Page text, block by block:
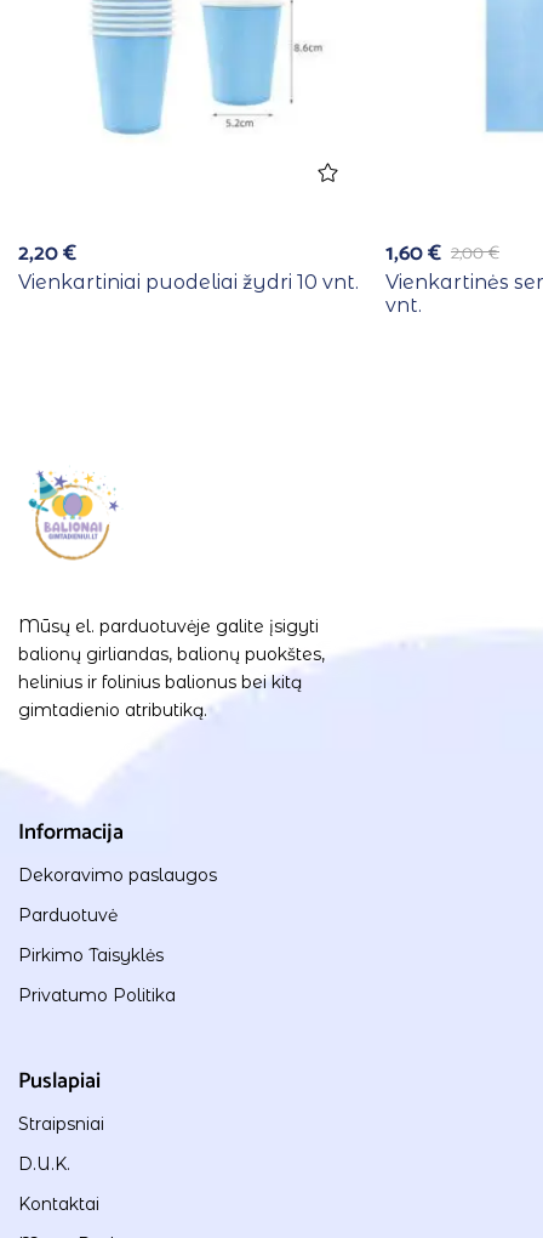
2,20€
Vienkartiniai puodeliai žydri 10 vnt.
2,00€
1,60€
Vienkartinės
vnt.
Mūsų el. parduotuvėje galite įsigyti
balionų girliandas, balionų puokštes,
helinius ir folinius balionus bei kitą
gimtadienio atributiką.
Informacija
Dekoravimo paslaugos
Parduotuvė
Pirkimo Taisyklės
Privatumo Politika
Puslapiai
Straipsniai
D.U.K.
Kontaktai